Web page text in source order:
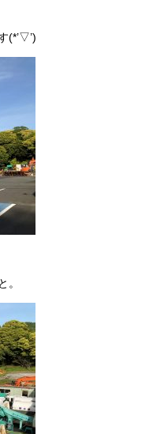
(*’▽’)
。